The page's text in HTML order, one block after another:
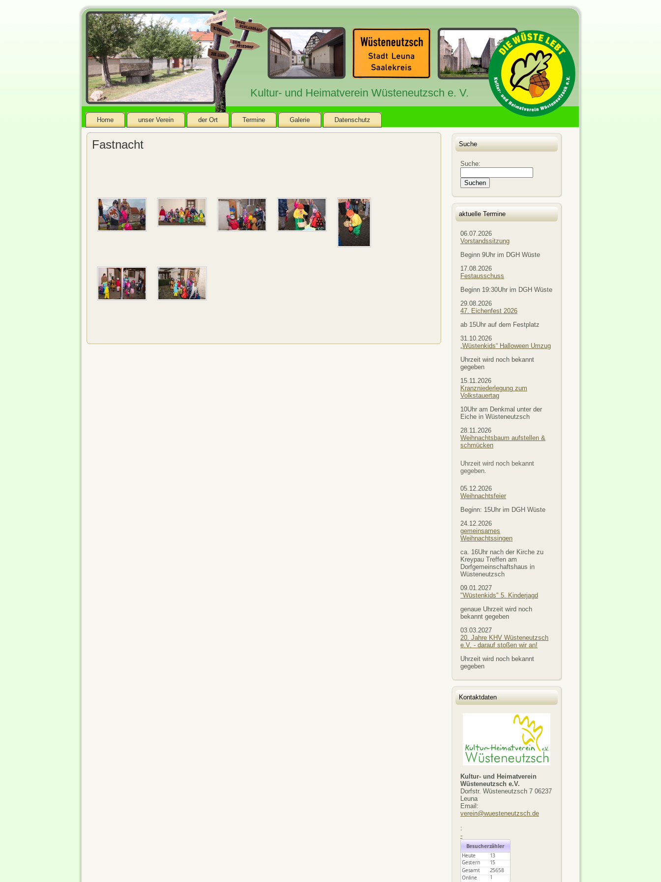
Kultur- und Heimatverein Wüsteneutzsch e. V.
Home unser Verein der Ort Termine Galerie Datenschutz
Fastnacht Suche
Suche:
aktuelle Termine
06.07.2026
Vorstandssitzung
Beginn 9Uhr im DGH Wüste
17.08.2026
Festausschuss
Beginn 19:30Uhr im DGH Wüste
29.08.2026
47. Eichenfest 2026
ab 15Uhr auf dem Festplatz
31.10.2026
„Wüstenkids“ Halloween Umzug
Uhrzeit wird noch bekannt
gegeben
15.11.2026
Kranzniederlegung zum
Volkstauertag
10Uhr am Denkmal unter der
Eiche in Wüsteneutzsch
28.11.2026
Weihnachtsbaum aufstellen &
schmücken
Uhrzeit wird noch bekannt
gegeben.
05.12.2026
Weihnachtsfeier
Beginn: 15Uhr im DGH Wüste
24.12.2026
gemeinsames
Weihnachtssingen
ca. 16Uhr nach der Kirche zu
Kreypau Treffen am
Dorfgemeinschaftshaus in
Wüsteneutzsch
09.01.2027
"Wüstenkids" 5. Kinderjagd
genaue Uhrzeit wird noch
bekannt gegeben
03.03.2027
20. Jahre KHV Wüsteneutzsch
e.V. - darauf stoßen wir an!
Uhrzeit wird noch bekannt
gegeben
Kontaktdaten
Kultur- und Heimatverein
Wüsteneutzsch e.V.
Dorfstr. Wüsteneutzsch 7 06237
Leuna
Email:
verein@wuesteneutzsch.de
:
-